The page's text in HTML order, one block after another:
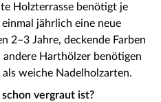
Holzterrasse benötigt je
jährlich eine neue
2–3 Jahre, deckende Farben
andere Harthölzer benötigen
weiche Nadelholzarten.
vergraut ist?